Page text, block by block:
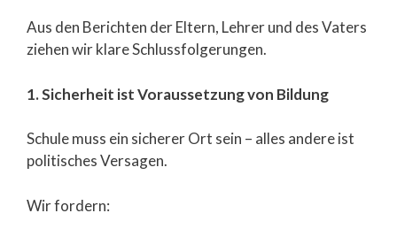
Aus den Berichten der Eltern, Lehrer und des Vaters
ziehen wir klare Schlussfolgerungen.
1. Sicherheit ist Voraussetzung von Bildung
Schule muss ein sicherer Ort sein – alles andere ist
politisches Versagen.
Wir fordern: